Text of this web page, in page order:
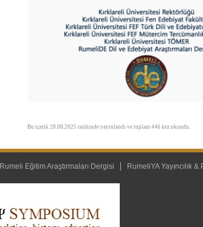
Bu içerik 28.08.2025 tarihinde yayınlandı ve toplam 446 kez okundu.
Rumeli Eğitim Araştırmaları Dergisi RumeliYA Yayıncılık